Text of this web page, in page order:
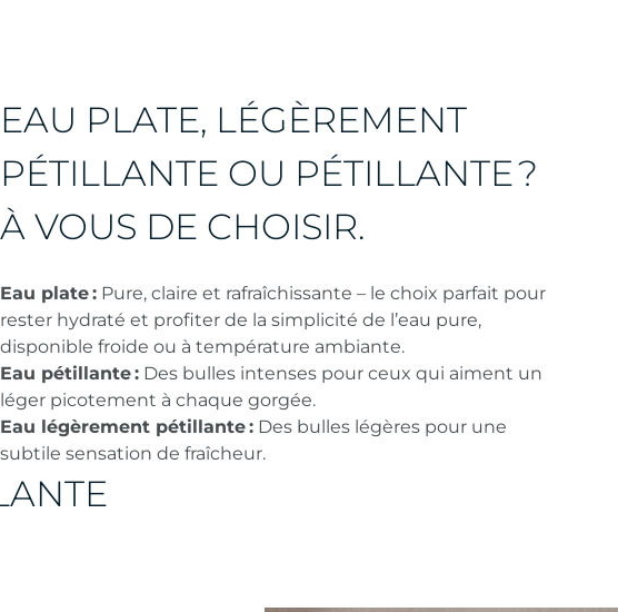
EAU PLATE, LÉGÈREMENT
PÉTILLANTE OU PÉTILLANTE ?
À VOUS DE CHOISIR.
Eau plate : Pure, claire et rafraîchissante – le choix parfait pour
rester hydraté et profiter de la simplicité de l’eau pure,
disponible froide ou à température ambiante.
Eau pétillante : Des bulles intenses pour ceux qui aiment un
léger picotement à chaque gorgée.
Eau légèrement pétillante : Des bulles légères pour une
subtile sensation de fraîcheur.